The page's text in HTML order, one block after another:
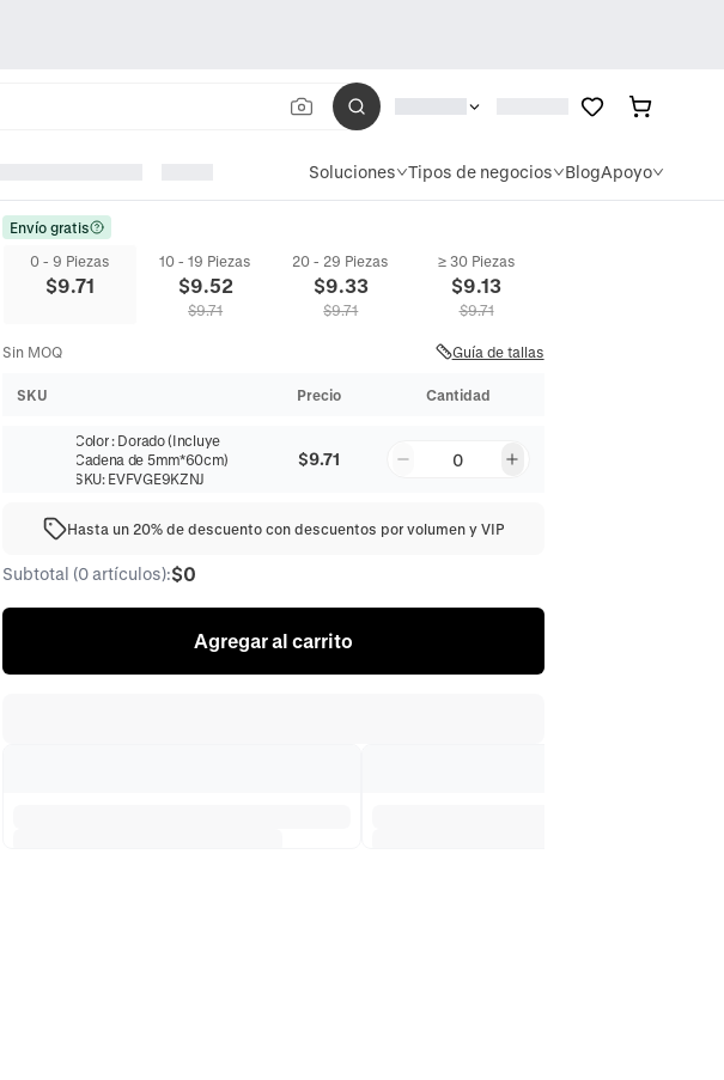
Soluciones Tipos de negocios BlogApoyo
Envío gratis
0 - 9 Piezas
$9.71
10 - 19 Piezas
$9.52
$9.71
20 - 29 Piezas
$9.33
$9.71
≥ 30 Piezas
$9.13
$9.71
Sin MOQ Guía de tallas
SKU Precio Cantidad
Color: Dorado (Incluye
Cadena de 5mm*60cm)
SKU: EVFVGE9KZNJ
$9.71 0
Hasta un 20% de descuento con descuentos por volumen y VIP
Subtotal (0 artículos):$0
Agregar al carrito